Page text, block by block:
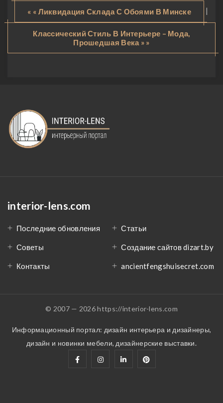
« « Ликвидация Склада С Обоями В Минске |
Классический Стиль В Интерьере – Мода,
Прошедшая Века » »
interior-lens.com
Последние обновления Статьи
Советы Создание сайтов dizart.by
Контакты ancientfengshuisecret.com
© 2007 — 2026 https://interior-lens.com
Информационный портал: дизайн интерьера и дизайнеры,
дизайн и новинки мебели, дизайнерские выставки.